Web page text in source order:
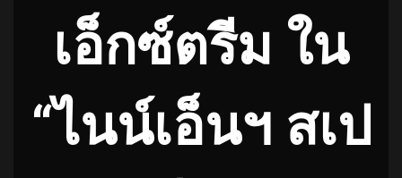
เอ็กซ์ตรีม ใน
“ไนน์เอ็นฯ สเป